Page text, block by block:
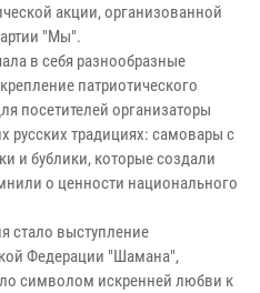
акции, организованной
"Мы".
в себя разнообразные
патриотического
посетителей организаторы
русских традициях: самовары с
и бублики, которые создали
о ценности национального
стало выступление
Федерации "Шамана",
символом искренней любви к